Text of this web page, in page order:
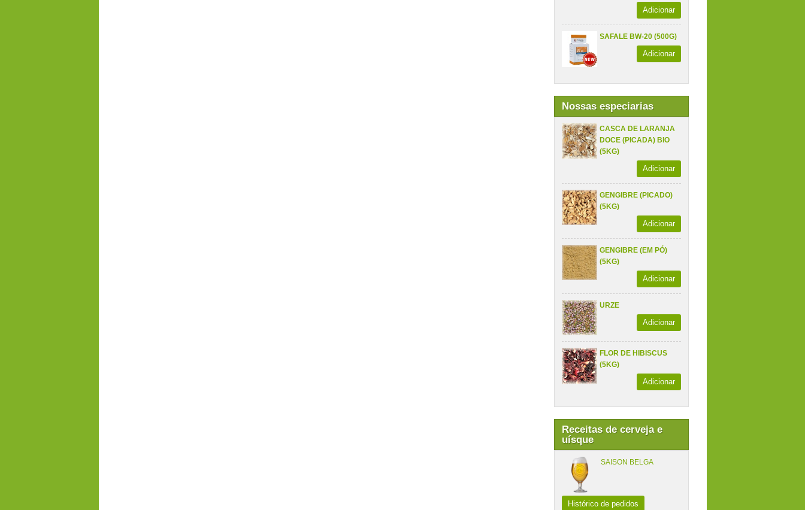
Adicionar
SAFALE BW-20 (500G)
Adicionar
Nossas especiarias
CASCA DE LARANJA
DOCE (PICADA) BIO
(5KG)
Adicionar
GENGIBRE (PICADO)
(5KG)
Adicionar
GENGIBRE (EM PÓ)
(5KG)
Adicionar
URZE
Adicionar
FLOR DE HIBISCUS
(5KG)
Adicionar
Receitas de cerveja e
uísque
SAISON BELGA
Histórico de pedidos